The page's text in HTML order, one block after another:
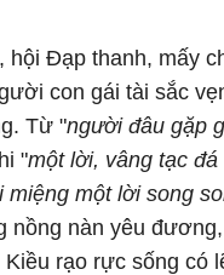
Đạp thanh, mấy
con gái tài sắc
Từ "người đâu gặp
"một lời, vâng tạc
miệng một lời song
nồng nàn yêu
rạo rực sống có